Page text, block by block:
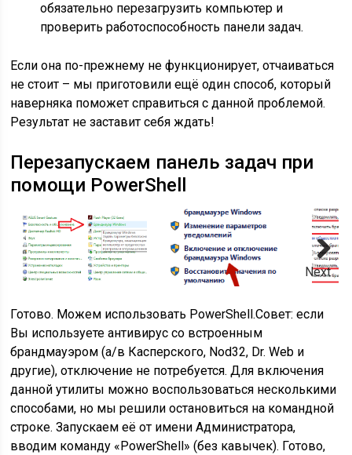
обязательно перезагрузить компьютер и
проверить работоспособность панели задач.
Если она по-прежнему не функционирует, отчаиваться
не стоит – мы приготовили ещё один способ, который
наверняка поможет справиться с данной проблемой.
Результат не заставит себя ждать!
Перезапускаем панель задач при
помощи PowerShell
Next
Готово. Можем использовать PowerShell.Совет: если
Вы используете антивирус со встроенным
брандмауэром (а/в Касперского, Nod32, Dr. Web и
другие), отключение не потребуется. Для включения
данной утилиты можно воспользоваться несколькими
способами, но мы решили остановиться на командной
строке. Запускаем её от имени Администратора,
вводим команду «PowerShell» (без кавычек). Готово,